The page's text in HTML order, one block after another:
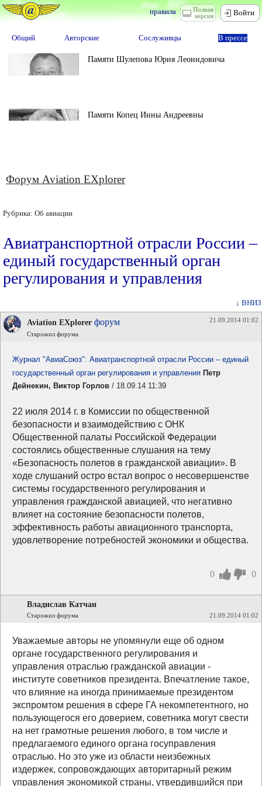
Полная
версия
правила Войти
Общий Авторские Сослуживцы В прессе
Памяти Шулепова Юрия Леонидовича
Памяти Копец Инны Андреевны
Форум Aviation EXplorer
Рубрика: Об авиации
Авиатранспортной отрасли России –
единый государственный орган
регулирования и управления
↓ ВНИЗ
Aviation EXplorer форум
Старожил форума
21.09.2014 01:02
Журнал "АвиаСоюз": Авиатранспортной отрасли России – единый
государственный орган регулирования и управления Петр
Дейнекин, Виктор Горлов / 18.09.14 11:39
22 июля 2014 г. в Комиссии по общественной
безопасности и взаимодействию с ОНК
Общественной палаты Российской Федерации
состоялись общественные слушания на тему
«Безопасность полетов в гражданской авиации». В
ходе слушаний остро встал вопрос о несовершенстве
системы государственного регулирования и
управления гражданской авиацией, что негативно
влияет на состояние безопасности полетов,
эффективность работы авиационного транспорта,
удовлетворение потребностей экономики и общества.
0 0
Владислав Катчан
Старожил форума 21.09.2014 01:02
Уважаемые авторы не упомянули еще об одном
органе государственного регулирования и
управления отраслью гражданской авиации -
институте советников президента. Впечатление такое,
что влияние на иногда принимаемые президентом
экспромтом решения в сфере ГА некомпетентного, но
пользующегося его доверием, советника могут свести
на нет грамотные решения любого, в том числе и
предлагаемого единого органа госуправления
отраслью. Но это уже из области неизбежных
издержек, сопровождающих авторитарный режим
управления экономикой страны, утвердившийся при